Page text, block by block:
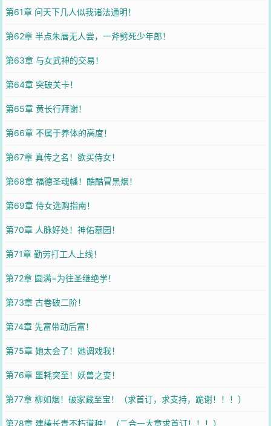
第61章 问天下几人似我诸法通明！
第62章 半点朱唇无人尝，一斧劈死少年郎！
第63章 与女武神的交易！
第64章 突破关卡！
第65章 黄长行拜谢！
第66章 不属于养体的高度！
第67章 真传之名！欲买侍女！
第68章 福德圣魂幡！酷酷冒黑烟！
第69章 侍女选购指南！
第70章 人脉好处！神佑墓园！
第71章 勤劳打工人上线！
第72章 圆满=为往圣继绝学！
第73章 古卷破二阶！
第74章 先富带动后富！
第75章 她太会了！她调戏我！
第76章 噩耗突至！妖兽之变！
第77章 柳如烟！破家藏至宝！（求首订，求支持，跪谢！！！）
第78章 建椿长青不朽道种！（二合一大章求首订！！！）